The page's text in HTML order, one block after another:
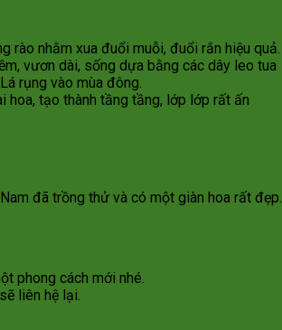
rào nhằm xua đuổi muỗi, đuổi rắn hiệu quả.
vươn dài, sống dựa bằng các dây leo tua
rụng vào mùa đông.
hoa, tạo thành tầng tầng, lớp lớp rất ấn
đã trồng thử và có một giàn hoa rất đẹp.
phong cách mới nhé.
liên hệ lại.